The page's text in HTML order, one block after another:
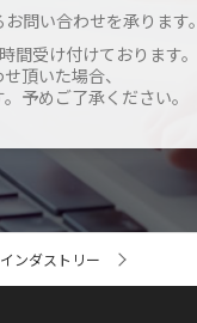
問い合わせを承ります
間受け付けております。
頂いた場合、
予めご了承ください。
ンダストリー